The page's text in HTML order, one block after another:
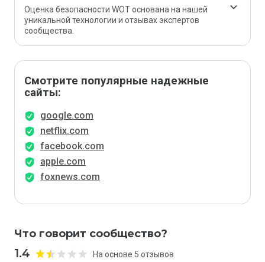
Оценка безопасности WOT основана на нашей
уникальной технологии и отзывах экспертов
сообщества.
Смотрите популярные надежные
сайты:
google.com
netflix.com
facebook.com
apple.com
foxnews.com
Что говорит сообщество?
1.4 На основе 5 отзывов